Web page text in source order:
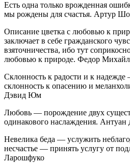
Есть одна только врожденная
мы рождены для счастья. Артур
Описание цветка с любовью к
заключает в себе гражданского
взяточничества, ибо тут
любовью к природе. Федор
Склонность к радости и к надежде
склонность к опасению и
Дэвид Юм
Любовь — порождение двух
одинакового наслаждения. Антуан
Невелика беда — услужить
несчастье — принять услугу от
Ларошфуко